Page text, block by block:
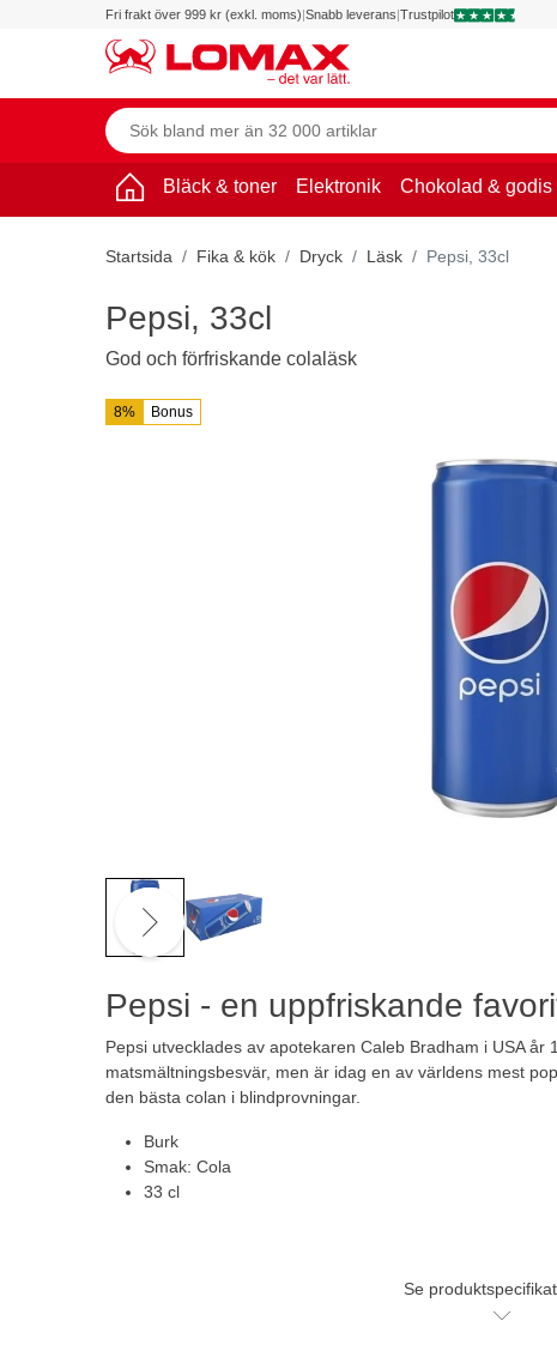
Fri frakt över 999 kr (exkl. moms)|Snabb leverans|Trustpilot
Bläck & toner Elektronik Chokolad & godis
Startsida Fika & kök Dryck Läsk Pepsi, 33cl
8% Bonus
Pepsi - en uppfriskande
Pepsi utvecklades av apotekaren Caleb Bradham i USA år
matsmältningsbesvär, men är idag en av världens mest
den bästa colan i blindprovningar.
Burk
Smak: Cola
33 cl
Se
Pepsi, 33cl
God och förfriskande colaläsk